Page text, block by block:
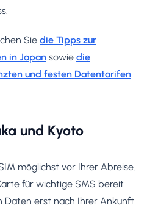
Sie die Tipps zur
in Japan sowie die
und festen Datentarifen
und Kyoto
möglichst vor Ihrer Abreise.
für wichtige SMS bereit
Daten erst nach Ihrer Ankunft